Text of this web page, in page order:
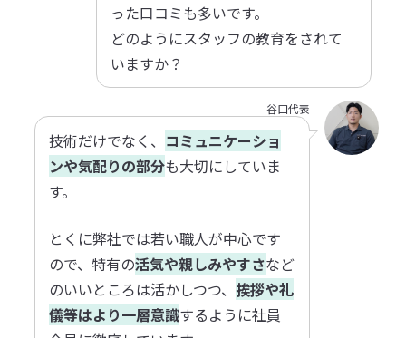
った口コミも多いです。
どのようにスタッフの教育をされて
いますか？
谷口代表
技術だけでなく、 コミュニケーショ
ンや気配りの部分も大切にしていま
す。
とくに弊社では若い職人が中心です
ので、特有の活気や親しみやすさなど
のいいところは活かしつつ、 挨拶や礼
儀等はより一層意識するように社員